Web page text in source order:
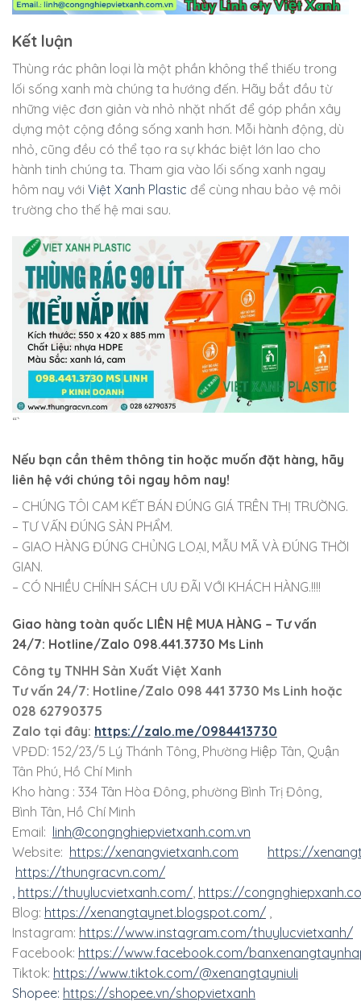
Kết luận
Thùng rác phân loại là một phần không thể thiếu trong
lối sống xanh mà chúng ta hướng đến. Hãy bắt đầu từ
những việc đơn giản và nhỏ nhặt nhất để góp phần xây
dựng một cộng đồng sống xanh hơn. Mỗi hành động, dù
nhỏ, cũng đều có thể tạo ra sự khác biệt lớn lao cho
hành tinh chúng ta. Tham gia vào lối sống xanh ngay
hôm nay với Việt Xanh Plastic để cùng nhau bảo vệ môi
trường cho thế hệ mai sau.
“`
Nếu bạn cần thêm thông tin hoặc muốn đặt hàng, hãy
liên hệ với chúng tôi ngay hôm nay!
– CHÚNG TÔI CAM KẾT BÁN ĐÚNG GIÁ TRÊN THỊ TRƯỜNG.
– TƯ VẤN ĐÚNG SẢN PHẨM.
– GIAO HÀNG ĐÚNG CHỦNG LOẠI, MẪU MÃ VÀ ĐÚNG THỜI
GIAN.
– CÓ NHIỀU CHÍNH SÁCH ƯU ĐÃI VỚI KHÁCH HÀNG.!!!!
Giao hàng toàn quốc LIÊN HỆ MUA HÀNG – Tư vấn
24/7: Hotline/Zalo 098.441.3730 Ms Linh
Công ty TNHH Sản Xuất Việt Xanh
Tư vấn 24/7: Hotline/Zalo 098 441 3730 Ms Linh hoặc
028 62790375
Zalo tại đây: https://zalo.me/0984413730
VPĐD: 152/23/5 Lý Thánh Tông, Phường Hiệp Tân, Quận
Tân Phú, Hồ Chí Minh
Kho hàng : 334 Tân Hòa Đông, phường Bình Trị Đông,
Bình Tân, Hồ Chí Minh
Email: linh@congnghiepvietxanh.com.vn
Website: https://xenangvietxanh.com
https://
https://thungracvn.com/
https://thuylucvietxanh.com/ https://
Blog: https://xenangtaynet.blogspot.com/
Instagram: https://www.instagram.com/thuylucvietxanh/
Facebook: https://www.facebook.com/
Tiktok: https://www.tiktok.com/@xenangtayniuli
Shopee: https://shopee.vn/shopvietxanh